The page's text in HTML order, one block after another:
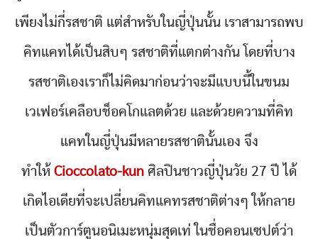
เพียงไม่กี่รสชาติ แต่สำหรับในญี่ปุ่นนั้น เราสามารถพบ
คิทแคทได้เป็นสิบๆ รสชาติที่แตกต่างกัน โดยที่บาง
รสชาติเองเราก็ไม่คิดมาก่อนว่าจะมีแบบนี้ในขนม
เวเฟอร์เคลือบช็อคโกแลตด้วย และด้วยความที่คิท
แคทในญี่ปุ่นมีหลายรสชาตินั้นเอง จึง
ทำให้ Cioccolato-kun ศิลปินชาวญี่ปุ่นวัย 27 ปี ได้
เกิดไอเดียที่จะเปลี่ยนคิทแคทรสชาติต่างๆ ให้กลาย
เป็นตัวการ์ตูนอนิเมะหนุ่มสุดเท่ ในชื่อคอนเซปต์ว่า